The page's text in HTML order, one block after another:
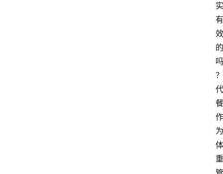
实
有
效
的
吗
？
代
餐
作
为
体
重